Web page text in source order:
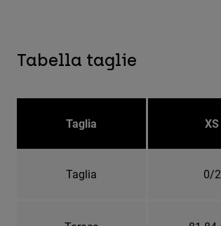
Tabella taglie
Taglia XS
Taglia 0/2